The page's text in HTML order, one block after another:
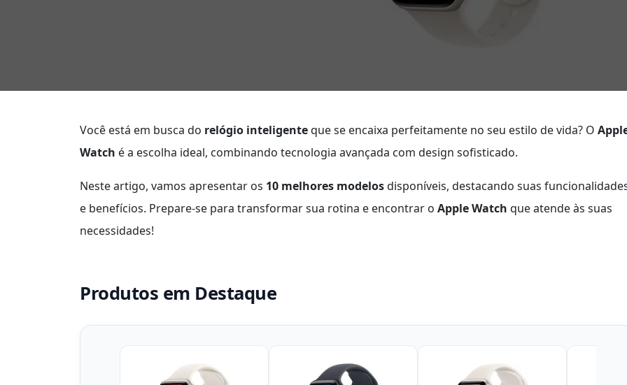
Você está em busca do relógio inteligenteque se encaixa perfeitamente no seu estilo de vida? O
Watch é a escolha ideal, combinando tecnologia avançada com design sofisticado.
Neste artigo, vamos apresentar os 10 melhores modelosdisponíveis, destacando suas
e benefícios. Prepare-se para transformar sua rotina e encontrar o Apple Watch que atende às suas
necessidades!
Produtos em Destaque